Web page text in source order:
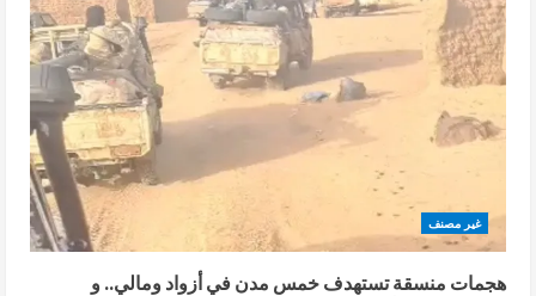
غير مصنف
هجمات منسقة تستهدف خمس مدن في أزواد ومالي.. و